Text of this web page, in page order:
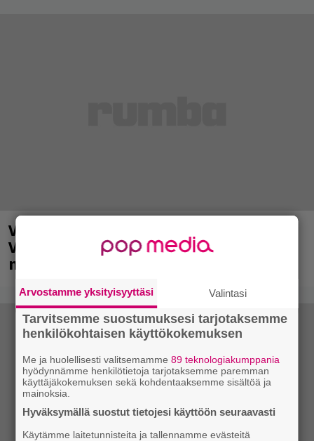
Valtava Yle 100 vuotta -tapahtuma
Veikkaus Arenalla syyskuussa – muista
myös metalliklassikot-konsertti
Arvostamme yksityisyyttäsi Valintasi
Tarvitsemme suostumuksesi tarjotaksemme
henkilökohtaisen käyttökokemuksen
Me ja huolellisesti valitsemamme89 teknologiakumppania
hyödynnämme henkilötietoja tarjotaksemme paremman
käyttäjäkokemuksen sekä kohdentaaksemme sisältöä ja
mainoksia.
Hyväksymällä suostut tietojesi käyttöön seuraavasti
Käytämme laitetunnisteita ja tallennamme evästeitä